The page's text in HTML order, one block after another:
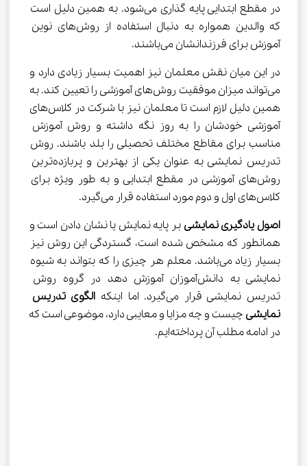
در مقطع ابتدایی پایه گذاری می‌شود. به همین دلیل است
که والدین همواره به دنبال استفاده از روش‌های نوین
آموزش برای فرزندانشان می‌باشند.
در این میان نقش معلمان نیز اهمیت بسیار زیادی دارد و
می‌تواند میزان موفقیت روش‌های آموزشی را تعیین کند. به
همین دلیل لازم است تا معلمان نیز با شرکت در کلاس‌های
آموزشی خودشان را به روز نگه داشته و روش آموزش
مناسب برای مقاطع مختلف تحصیلی را بلد باشند. روش
تدریس نمایشی به عنوان یکی از بهترین و پربازده‌ترین
روش‌های آموزشی در مقطع ابتدایی و به طور ویژه برای
کلاس‌های اول و دوم مورد استفاده قرار می‌گیرد.
اصول یادگیری نمایشی بر پایه نمایش یا نشان دادن است و
همانطور که مشخص شده است، گستردگی این روش نیز
بسیار زیاد می‌باشد. معلم هر چیزی را که بتواند به شیوه
نمایشی به دانش‌آموزان آموزش دهد در گروه روش
تدریس نمایشی قرار می‌گیرد. اما اینکه
الگوی تدریس
نمایشی چیست و چه مزایا و معایبی دارد، موضوعی است که
در ادامه مطلب آن پرداخته‌ایم.